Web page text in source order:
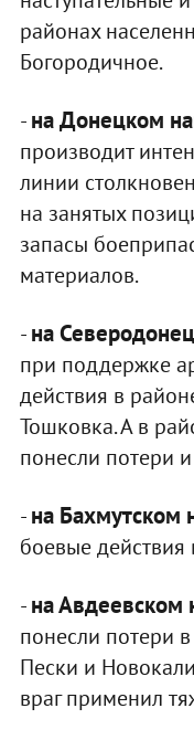
районах
Богородичное.
-на Донецком
производит
линии
на занятых
запасы
материалов.
-на
при поддержке
действия в
Тошковка. А в
понесли потери
-на Бахмутском
боевые
-на Авдеевском
понесли потери
Пески и
враг применил